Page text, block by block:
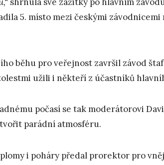
5. místo mezi českými
běhu pro veřejnost završil závod
užili i někteří z účastníků
počasí se tak moderátorovi
parádní atmosféru.
i poháry předal prorektor pro